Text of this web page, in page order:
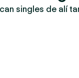
singles de alí